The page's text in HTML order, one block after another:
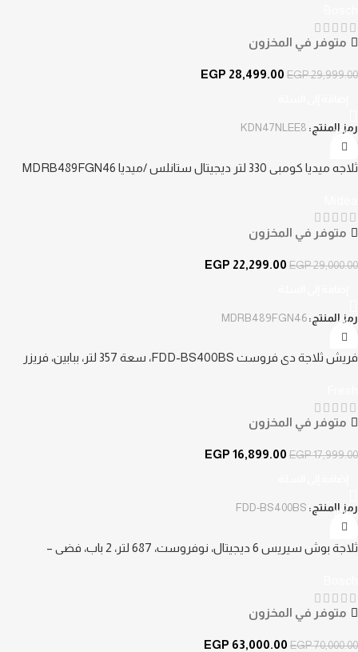
متوفر في المخزون
EGP29,999.00
EGP 28,499.00
رمز المنتج: KDN47NLEE8 -23%
ثلاجه ميديا كومبي 330 لتر ديجيتال ستانلس /ميديا MDRB489FGN46
متوفر في المخزون
EGP29,000.00
EGP 22,299.00
رمز المنتج: MDRB489FGN46 -6%
فريش ثلاجة دي فروست FDD-BS400BS، سعة 357 لتر، ببابين، فريزر
متوفر في المخزون
EGP17,999.00
EGP 16,899.00
رمز المنتج: FDD-BS400BS -10%
ثلاجة بوش سيريس 6 ديجيتال، نوفروست، 687 لتر، 2 باب، فضي –
متوفر في المخزون
EGP70,000.00
EGP 63,000.00